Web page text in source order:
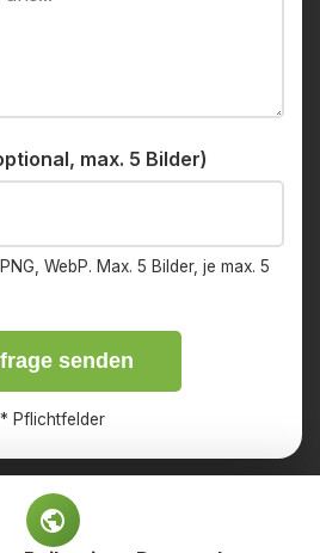
max. 5 Bilder)
WebP. Max. 5 Bilder, je max. 5
senden
* Pflichtfelder